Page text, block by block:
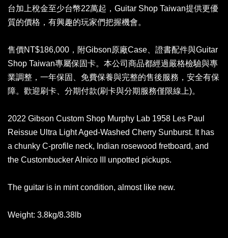
台加上稅金至少台幣22萬起，Guitar Shop Taiwan提供更優
質的價格，有興趣的玩家們把握機會。
售價NT$186,000，附Gibson原廠Case、證書配件與Guitar
Shop Taiwan專屬保固卡。本公司商品都經過嚴格檢驗與專
業調整，一年保固、免費保養與完整的售後服務，安全有保
障。歡迎刷卡、分期付款(刷卡與分期服務僅限線上)。
2022 Gibson Custom Shop Murphy Lab 1958 Les Paul
Reissue Ultra Light Aged-Washed Cherry Sunburst. It has
a chunky C-profile neck, Indian rosewood fretboard, and
the Custombucker Alnico III unpotted pickups.
The guitar is in mint condition, almost like new.
Weight: 3.8kg/8.38lb